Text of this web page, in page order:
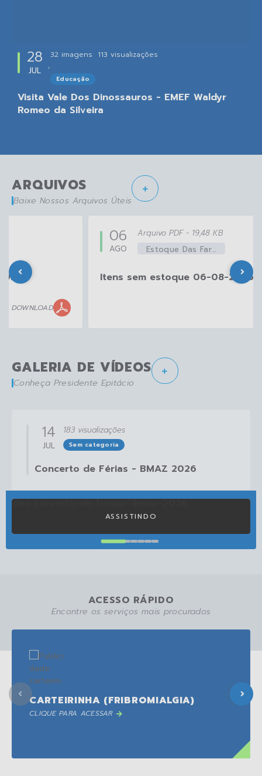
Educação
28
JUL
Visita Vale Dos Dinossauros - EMEF Waldyr
Romeo da Silveira
113 visualizações
32 imagens
ARQUIVOS
Baixe Nossos Arquivos Úteis
Itens sem estoque 06-08-2026
PDF 19,48 KB
GALERIA DE VÍDEOS
Conheça Presidente Epitácio
Sem categoria
14
JUL
Concerto de Férias - BMAZ 2026
183 visualizações
ACESSO RÁPIDO
Encontre os serviços mais procurados
CARTEIRINHA (FRIBROMIALGIA)
CLIQUE PARA ACESSAR